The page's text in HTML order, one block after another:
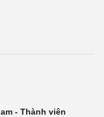
- Thành viên